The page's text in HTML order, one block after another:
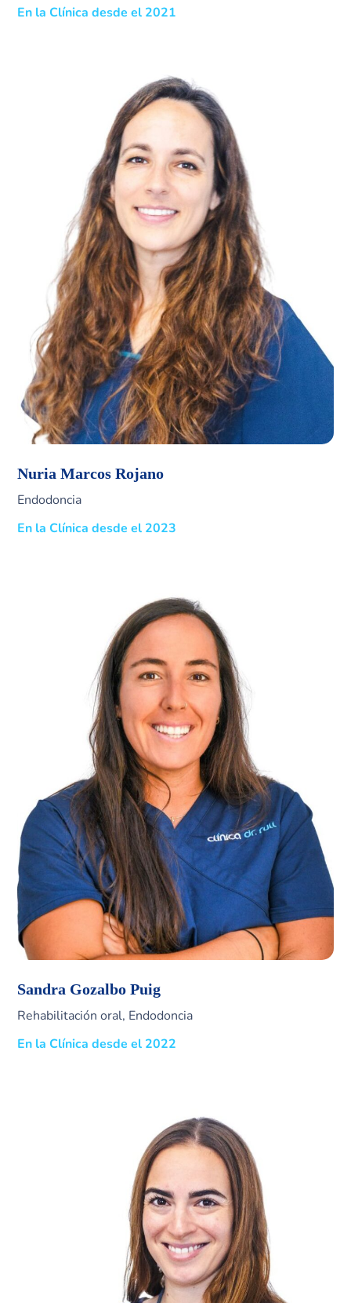
En la Clínica desde el 2021
Nuria Marcos Rojano
Endodoncia
En la Clínica desde el 2023
Sandra Gozalbo Puig
Rehabilitación oral, Endodoncia
En la Clínica desde el 2022